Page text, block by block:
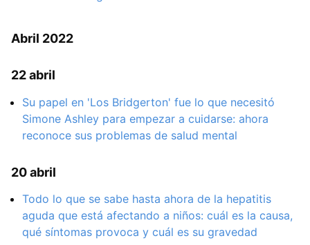
Abril 2022
22 abril
Su papel en 'Los Bridgerton' fue lo que necesitó
Simone Ashley para empezar a cuidarse: ahora
reconoce sus problemas de salud mental
20 abril
Todo lo que se sabe hasta ahora de la hepatitis
aguda que está afectando a niños: cuál es la causa,
qué síntomas provoca y cuál es su gravedad